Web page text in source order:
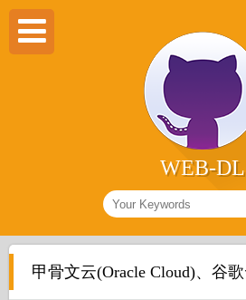
WEB-DL